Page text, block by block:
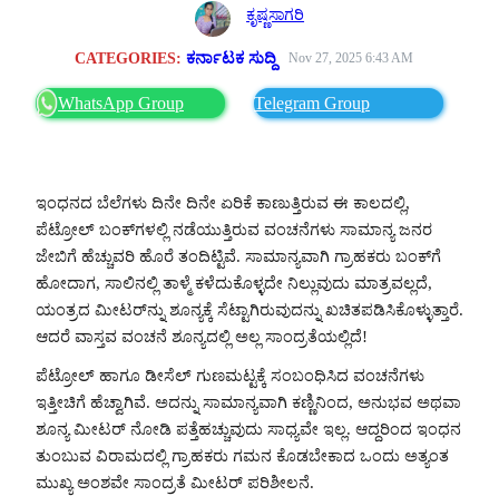
ಕೃಷ್ಣಸಾಗರಿ
CATEGORIES: ಕರ್ನಾಟಕ ಸುದ್ದಿ Nov 27, 2025 6:43 AM
WhatsApp Group Telegram Group
ಇಂಧನದ ಬೆಲೆಗಳು ದಿನೇ ದಿನೇ ಏರಿಕೆ ಕಾಣುತ್ತಿರುವ ಈ ಕಾಲದಲ್ಲಿ,
ಪೆಟ್ರೋಲ್ ಬಂಕ್‌ಗಳಲ್ಲಿ ನಡೆಯುತ್ತಿರುವ ವಂಚನೆಗಳು ಸಾಮಾನ್ಯ ಜನರ
ಜೇಬಿಗೆ ಹೆಚ್ಚುವರಿ ಹೊರೆ ತಂದಿಟ್ಟಿವೆ. ಸಾಮಾನ್ಯವಾಗಿ ಗ್ರಾಹಕರು ಬಂಕ್‌ಗೆ
ಹೋದಾಗ, ಸಾಲಿನಲ್ಲಿ ತಾಳ್ಮೆ ಕಳೆದುಕೊಳ್ಳದೇ ನಿಲ್ಲುವುದು ಮಾತ್ರವಲ್ಲದೆ,
ಯಂತ್ರದ ಮೀಟರ್‌ನ್ನು ಶೂನ್ಯಕ್ಕೆ ಸೆಟ್ಟಾಗಿರುವುದನ್ನು ಖಚಿತಪಡಿಸಿಕೊಳ್ಳುತ್ತಾರೆ.
ಆದರೆ ವಾಸ್ತವ ವಂಚನೆ ಶೂನ್ಯದಲ್ಲಿ ಅಲ್ಲ ಸಾಂದ್ರತೆಯಲ್ಲಿದೆ!
ಪೆಟ್ರೋಲ್ ಹಾಗೂ ಡೀಸೆಲ್ ಗುಣಮಟ್ಟಕ್ಕೆ ಸಂಬಂಧಿಸಿದ ವಂಚನೆಗಳು
ಇತ್ತೀಚಿಗೆ ಹೆಚ್ವಾಗಿವೆ. ಅದನ್ನು ಸಾಮಾನ್ಯವಾಗಿ ಕಣ್ಣಿನಿಂದ, ಅನುಭವ ಅಥವಾ
ಶೂನ್ಯ ಮೀಟರ್ ನೋಡಿ ಪತ್ತೆಹಚ್ಚುವುದು ಸಾಧ್ಯವೇ ಇಲ್ಲ. ಆದ್ದರಿಂದ ಇಂಧನ
ತುಂಬುವ ವಿರಾಮದಲ್ಲಿ ಗ್ರಾಹಕರು ಗಮನ ಕೊಡಬೇಕಾದ ಒಂದು ಅತ್ಯಂತ
ಮುಖ್ಯ ಅಂಶವೇ ಸಾಂದ್ರತೆ ಮೀಟರ್ ಪರಿಶೀಲನೆ.